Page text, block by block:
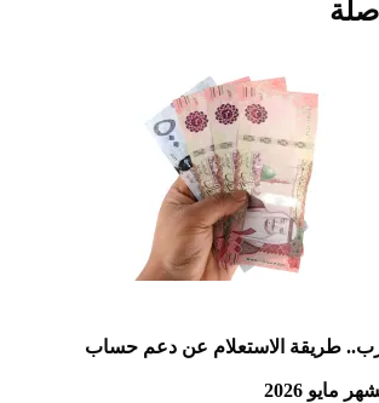
عطور في العالم للرجال تمنحك فخامة
"بوجاتي ميسترال" الاستثنائية للبيع في
مزاد مونتيري
2026-07-23
طريقة الاستعلام عن دعم حساب
مايو 2026